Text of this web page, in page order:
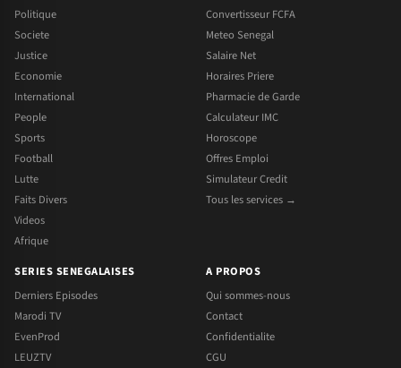
Politique
Societe
Justice
Economie
International
People
Sports
Football
Lutte
Faits Divers
Videos
Afrique
Convertisseur FCFA
Meteo Senegal
Salaire Net
Horaires Priere
Pharmacie de Garde
Calculateur IMC
Horoscope
Offres Emploi
Simulateur Credit
Tous les services →
SERIES SENEGALAISES
Derniers Episodes
Marodi TV
EvenProd
LEUZTV
A PROPOS
Qui sommes-nous
Contact
Confidentialite
CGU